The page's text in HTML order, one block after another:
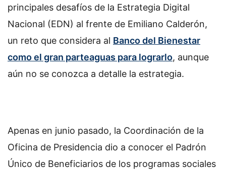
principales desafíos de la Estrategia Digital
Nacional (EDN) al frente de Emiliano Calderón,
un reto que considera al Banco del Bienestar
como el gran parteaguas para lograrlo, aunque
aún no se conozca a detalle la estrategia.
Apenas en junio pasado, la Coordinación de la
Oficina de Presidencia dio a conocer el Padrón
Único de Beneficiarios de los programas sociales